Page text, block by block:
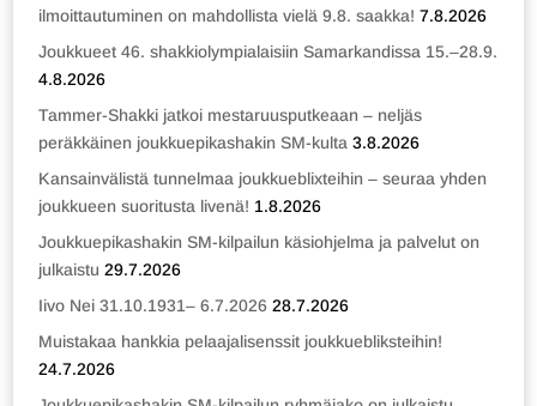
ilmoittautuminen on mahdollista vielä 9.8. saakka! 7.8.2026
Joukkueet 46. shakkiolympialaisiin Samarkandissa 15.–28.9.
4.8.2026
Tammer-Shakki jatkoi mestaruusputkeaan – neljäs
peräkkäinen joukkuepikashakin SM-kulta 3.8.2026
Kansainvälistä tunnelmaa joukkueblixteihin – seuraa yhden
joukkueen suoritusta livenä! 1.8.2026
Joukkuepikashakin SM-kilpailun käsiohjelma ja palvelut on
julkaistu 29.7.2026
Iivo Nei 31.10.1931– 6.7.2026 28.7.2026
Muistakaa hankkia pelaajalisenssit joukkuebliksteihin!
24.7.2026